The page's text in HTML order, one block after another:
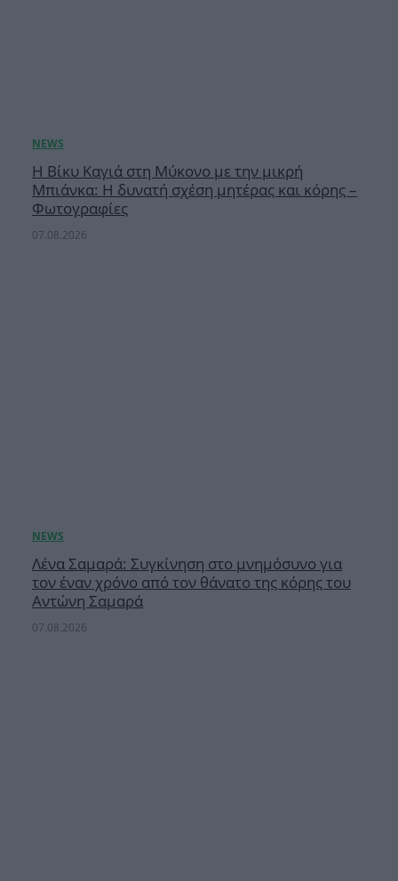
Η Βίκυ Καγιά στη Μύκονο με την μικρή
Μπιάνκα: Η δυνατή σχέση μητέρας και κόρης –
Φωτογραφίες
07.08.2026
Λένα Σαμαρά: Συγκίνηση στο μνημόσυνο για
τον έναν χρόνο από τον θάνατο της κόρης του
Αντώνη Σαμαρά
07.08.2026